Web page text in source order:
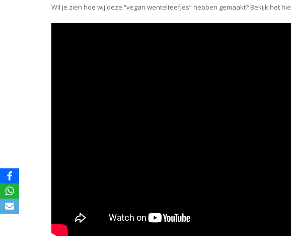
Wil je zien hoe wij deze “vegan wentelteefjes” hebben gemaakt? Bekijk het